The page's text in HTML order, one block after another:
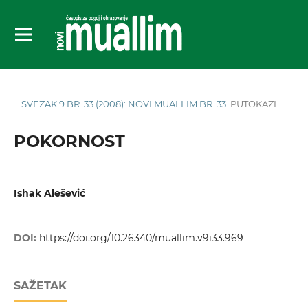
SVEZAK 9 BR. 33 (2008): NOVI MUALLIM BR. 33 PUTOKAZI
POKORNOST
Ishak Alešević
DOI: https://doi.org/10.26340/muallim.v9i33.969
SAŽETAK